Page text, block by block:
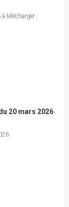
télécharger
20 mars 2026